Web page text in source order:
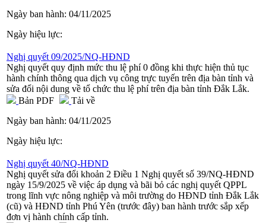
Ngày ban hành: 04/11/2025
Ngày hiệu lực:
Nghị quyết 09/2025/NQ-HĐND
Nghị quyết quy định mức thu lệ phí 0 đồng khi thực hiện thủ tục
hành chính thông qua dịch vụ công trực tuyến trên địa bàn tỉnh và
sửa đổi nội dung về tổ chức thu lệ phí trên địa bàn tỉnh Đắk Lắk.
Bản PDF
Tải về
Ngày ban hành: 04/11/2025
Ngày hiệu lực:
Nghị quyết 40/NQ-HĐND
Nghị quyết sửa đổi khoản 2 Điều 1 Nghị quyết số 39/NQ-HĐND
ngày 15/9/2025 về việc áp dụng và bãi bỏ các nghị quyết QPPL
trong lĩnh vực nông nghiệp và môi trường do HĐND tỉnh Đắk Lắk
(cũ) và HĐND tỉnh Phú Yên (trước đây) ban hành trước sắp xếp
đơn vị hành chính cấp tỉnh.